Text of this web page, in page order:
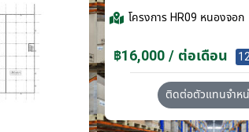
โครงการHR09 หนองจอก
฿16,000 / ต่อเดือน
ติดต่อตัวแทนจำห